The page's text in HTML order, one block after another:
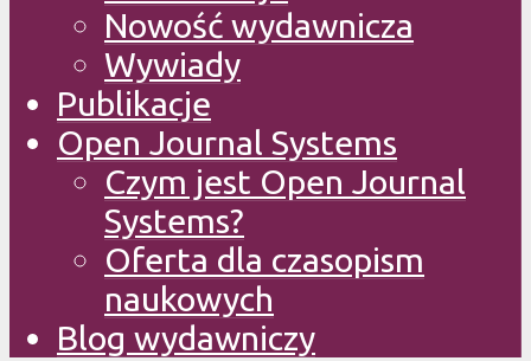
Nowość wydawnicza
Wywiady
Publikacje
Open Journal Systems
Czym jest Open Journal
Systems?
Oferta dla czasopism
naukowych
Blog wydawniczy